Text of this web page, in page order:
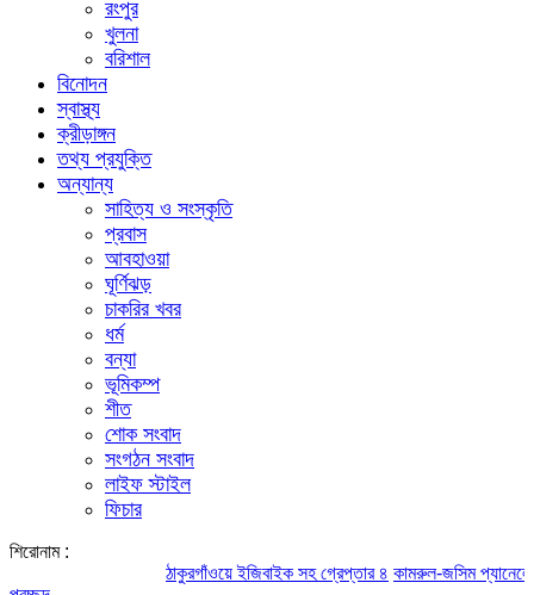
রংপুর
খুলনা
বরিশাল
বিনোদন
স্বাস্থ্য
ক্রীড়াঙ্গন
তথ্য প্রযুক্তি
অন্যান্য
সাহিত্য ও সংস্কৃতি
প্রবাস
আবহাওয়া
ঘূর্ণিঝড়
চাকরির খবর
ধর্ম
বন্যা
ভূমিকম্প
শীত
শোক সংবাদ
সংগঠন সংবাদ
লাইফ স্টাইল
ফিচার
শিরোনাম :
ঠাকুরগাঁওয়ে ইজিবাইক সহ গ্রেপ্তার ৪ কামরুল-জসিম প্যানেলের